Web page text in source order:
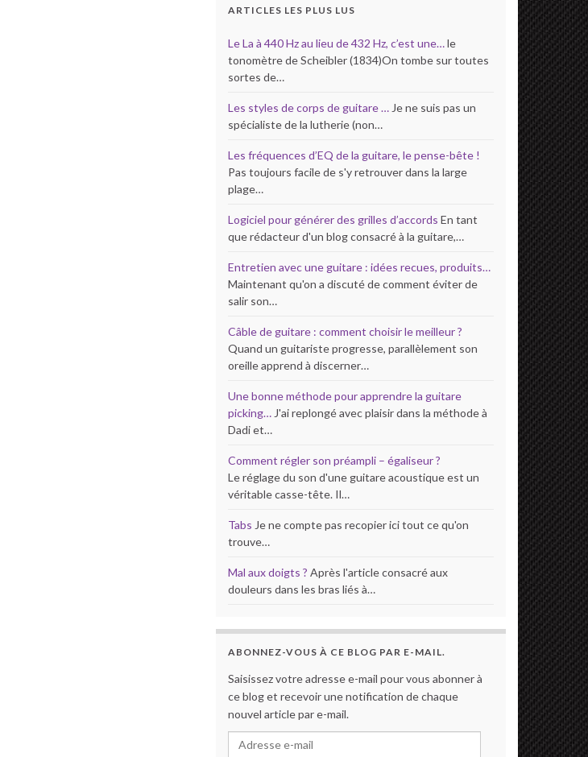
ARTICLES LES PLUS LUS
Le La à 440 Hz au lieu de 432 Hz, c’est une…le
tonomètre de Scheibler (1834)On tombe sur toutes
sortes de…
Les styles de corps de guitare … Je ne suis pas un
spécialiste de la lutherie (non…
Les fréquences d’EQ de la guitare, le pense-bête !
Pas toujours facile de s'y retrouver dans la large
plage…
Logiciel pour générer des grilles d’accords En tant
que rédacteur d'un blog consacré à la guitare,…
Entretien avec une guitare : idées recues, produits…
Maintenant qu'on a discuté de comment éviter de
salir son…
Câble de guitare : comment choisir le meilleur ?
Quand un guitariste progresse, parallèlement son
oreille apprend à discerner…
Une bonne méthode pour apprendre la guitare
picking… J'ai replongé avec plaisir dans la méthode à
Dadi et…
Comment régler son préampli – égaliseur ?
Le réglage du son d'une guitare acoustique est un
véritable casse-tête. Il…
Tabs Je ne compte pas recopier ici tout ce qu'on
trouve…
Mal aux doigts ? Après l'article consacré aux
douleurs dans les bras liés à…
ABONNEZ-VOUS À CE BLOG PAR E-MAIL.
Saisissez votre adresse e-mail pour vous abonner à
ce blog et recevoir une notification de chaque
nouvel article par e-mail.
Adresse e-mail